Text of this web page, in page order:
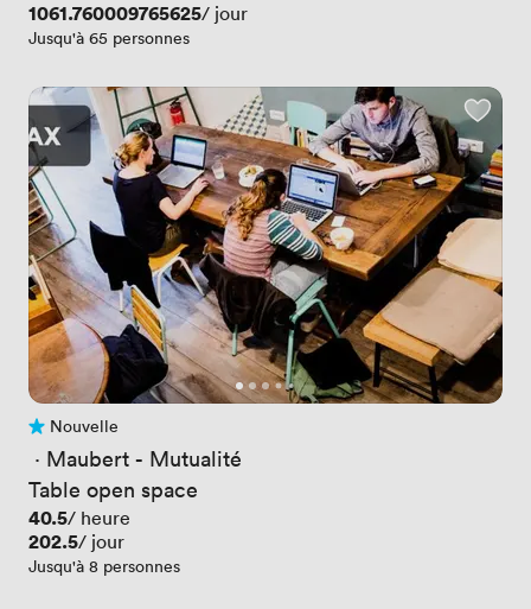
Prix
1061.760009765625/ jour
Jusqu'à 65 personnes
Pas encore d'avis
Nouvelle
· Maubert - Mutualité
Table open space
Prix
40.5/ heure
Prix
202.5/ jour
Jusqu'à 8 personnes